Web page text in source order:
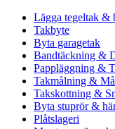
Lägga tegeltak &
Takbyte
Byta garagetak
Bandtäckning &
Pappläggning &
Takmålning &
Takskottning &
Byta stuprör &
Plåtslageri